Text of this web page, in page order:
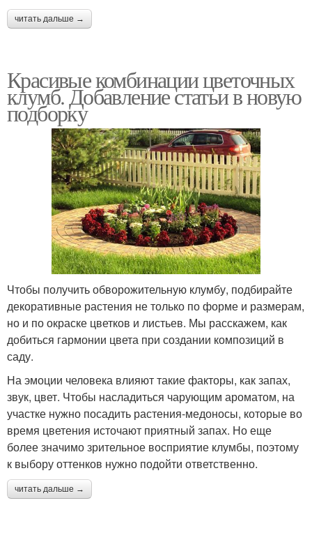
читать дальше →
Красивые комбинации цветочных
клумб. Добавление статьи в новую
подборку
Чтобы получить обворожительную клумбу, подбирайте
декоративные растения не только по форме и размерам,
но и по окраске цветков и листьев. Мы расскажем, как
добиться гармонии цвета при создании композиций в
саду.
На эмоции человека влияют такие факторы, как запах,
звук, цвет. Чтобы насладиться чарующим ароматом, на
участке нужно посадить растения-медоносы, которые во
время цветения источают приятный запах. Но еще
более значимо зрительное восприятие клумбы, поэтому
к выбору оттенков нужно подойти ответственно.
читать дальше →